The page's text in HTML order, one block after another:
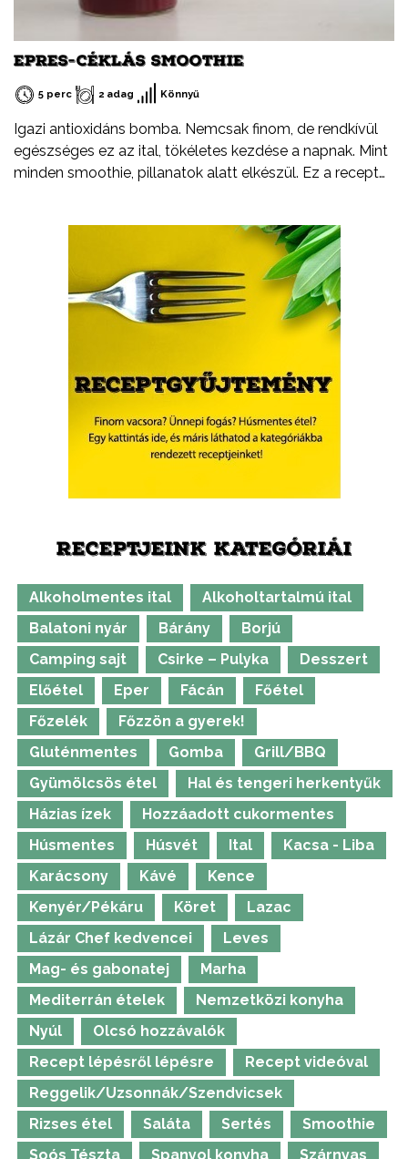
EPRES-CÉKLÁS SMOOTHIE
5 perc 2 adag Könnyű
Igazi antioxidáns bomba. Nemcsak finom, de rendkívül
egészséges ez az ital, tökéletes kezdése a napnak. Mint
minden smoothie, pillanatok alatt elkészül. Ez a recept
RECEPTJEINK KATEGÓRIÁI
Alkoholmentes ital
Alkoholtartalmú ital
Balatoni nyár
Bárány
Borjú
Camping sajt
Csirke – Pulyka
Desszert
Előétel
Eper Fácán
Főétel
Főzelék
Főzzön a gyerek!
Gluténmentes
Gomba
Grill/BBQ
Gyümölcsös étel
Hal és tengeri herkentyűk
Házias ízek
Hozzáadott cukormentes
Húsmentes
Húsvét Ital
Kacsa - Liba
Karácsony
Kávé
Kence
Kenyér/Pékáru
Köret
Lazac
Lázár Chef kedvencei
Leves
Mag- és gabonatej
Marha
Mediterrán ételek
Nemzetközi konyha
Nyúl
Olcsó hozzávalók
Recept lépésről lépésre
Recept videóval
Reggelik/Uzsonnák/Szendvicsek
Rizses étel
Saláta Sertés
Smoothie
Soós Tészta
Spanyol konyha Szárnyas